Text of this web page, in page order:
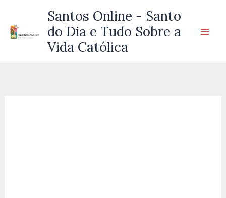
Santos Online - Santo
do Dia e Tudo Sobre a
Vida Católica